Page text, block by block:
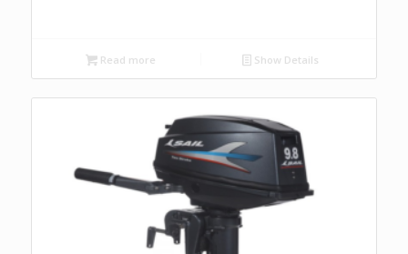
Read more Show Details